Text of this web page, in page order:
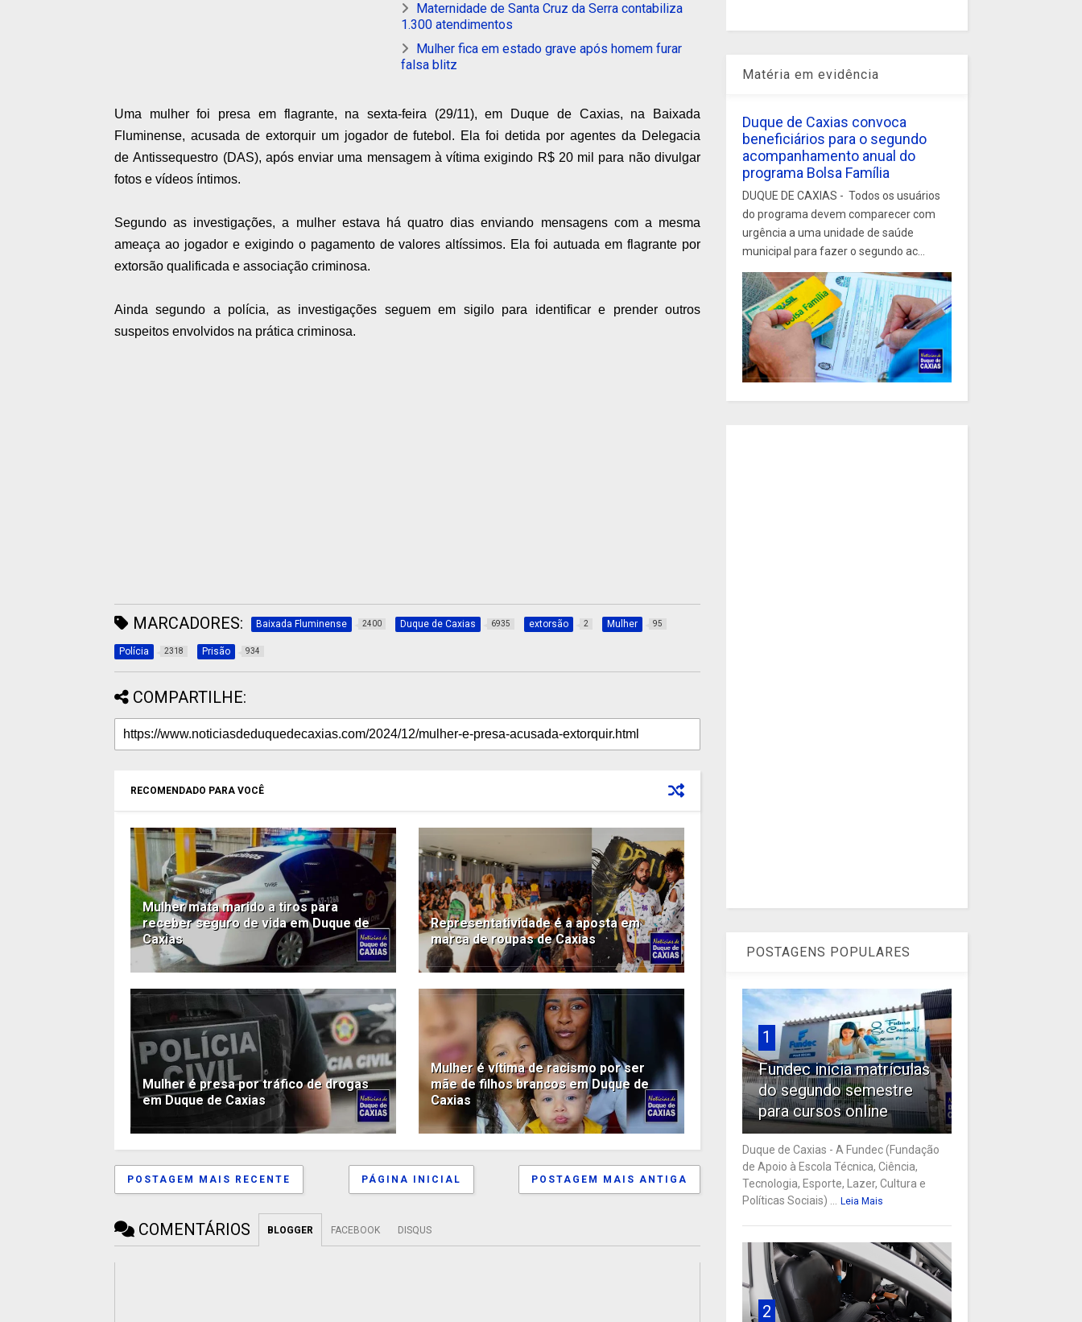
Maternidade de Santa Cruz da Serra contabiliza
1.300 atendimentos
Mulher fica em estado grave após homem furar
falsa blitz
Uma mulher foi presa em flagrante, na sexta-feira (29/11), em Duque de Caxias, na Baixada
Fluminense, acusada de extorquir um jogador de futebol. Ela foi detida por agentes da Delegacia
de Antissequestro (DAS), após enviar uma mensagem à vítima exigindo R$ 20 mil para não divulgar
fotos e vídeos íntimos.
Segundo as investigações, a mulher estava há quatro dias enviando mensagens com a mesma
ameaça ao jogador e exigindo o pagamento de valores altíssimos. Ela foi autuada em flagrante por
extorsão qualificada e associação criminosa.
Ainda segundo a polícia, as investigações seguem em sigilo para identificar e prender outros
suspeitos envolvidos na prática criminosa.
MARCADORES: Baixada Fluminense 2400 Duque de Caxias 6935 extorsão 2 Mulher 95
Polícia 2318 Prisão 934
COMPARTILHE:
RECOMENDADO PARA VOCÊ
Mulher mata marido a tiros para
receber seguro de vida em Duque de
Caxias
Representatividade é a aposta em
marca de roupas de Caxias
Mulher é presa por tráfico de drogas
em Duque de Caxias
Mulher é vítima de racismo por ser
mãe de filhos brancos em Duque de
Caxias
POSTAGEM MAIS RECENTE POSTAGEM MAIS ANTIGA
PÁGINA INICIAL
COMENTÁRIOS BLOGGER FACEBOOK DISQUS
Matéria em evidência
Duque de Caxias convoca
beneficiários para o segundo
acompanhamento anual do
programa Bolsa Família
DUQUE DE CAXIAS - Todos os usuários
do programa devem comparecer com
urgência a uma unidade de saúde
municipal para fazer o segundo ac...
POSTAGENS POPULARES
1
Fundec inicia matrículas
do segundo semestre
para cursos online
Duque de Caxias - A Fundec (Fundação
de Apoio à Escola Técnica, Ciência,
Tecnologia, Esporte, Lazer, Cultura e
Políticas Sociais) ...
Leia Mais
2